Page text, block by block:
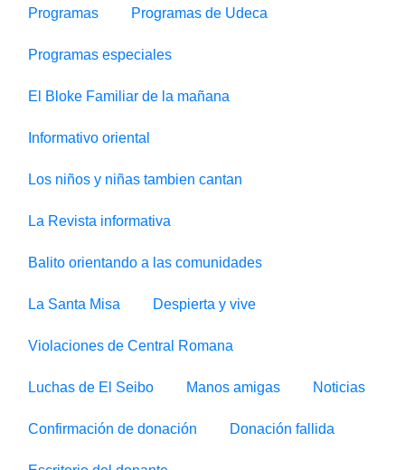
Programas Programas de Udeca
Programas especiales
El Bloke Familiar de la mañana
Informativo oriental
Los niños y niñas tambien cantan
La Revista informativa
Balito orientando a las comunidades
La Santa Misa Despierta y vive
Violaciones de Central Romana
Luchas de El Seibo Manos amigas Noticias
Confirmación de donación Donación fallida